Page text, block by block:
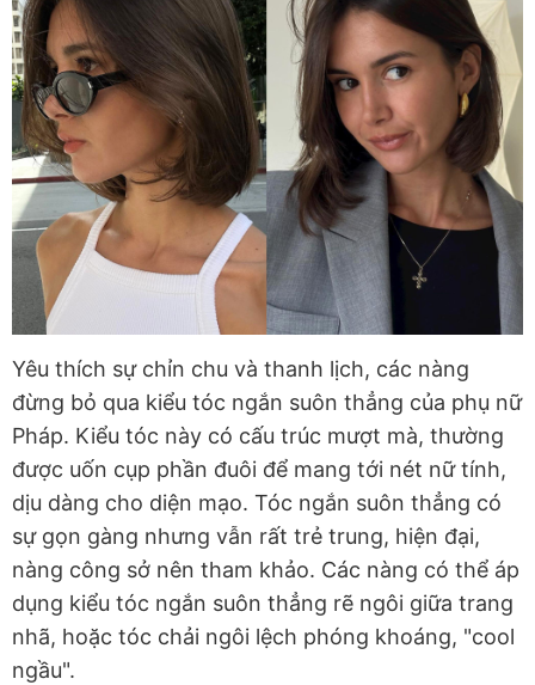
Yêu thích sự chỉn chu và thanh lịch, các nàng
đừng bỏ qua kiểu tóc ngắn suôn thẳng của phụ nữ
Pháp. Kiểu tóc này có cấu trúc mượt mà, thường
được uốn cụp phần đuôi để mang tới nét nữ tính,
dịu dàng cho diện mạo. Tóc ngắn suôn thẳng có
sự gọn gàng nhưng vẫn rất trẻ trung, hiện đại,
nàng công sở nên tham khảo. Các nàng có thể áp
dụng kiểu tóc ngắn suôn thẳng rẽ ngôi giữa trang
nhã, hoặc tóc chải ngôi lệch phóng khoáng, "cool
ngầu".